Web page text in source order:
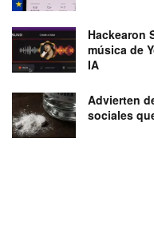
Hackearon
música de
IA
Advierten
sociales